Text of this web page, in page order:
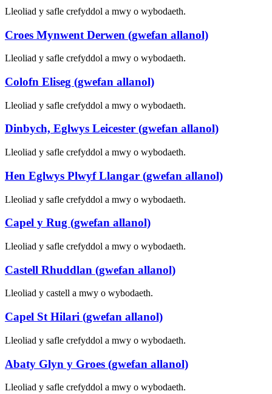
Lleoliad y safle crefyddol a mwy o wybodaeth.
Croes Mynwent Derwen (gwefan allanol)
Lleoliad y safle crefyddol a mwy o wybodaeth.
Colofn Eliseg (gwefan allanol)
Lleoliad y safle crefyddol a mwy o wybodaeth.
Dinbych, Eglwys Leicester (gwefan allanol)
Lleoliad y safle crefyddol a mwy o wybodaeth.
Hen Eglwys Plwyf Llangar (gwefan allanol)
Lleoliad y safle crefyddol a mwy o wybodaeth.
Capel y Rug (gwefan allanol)
Lleoliad y safle crefyddol a mwy o wybodaeth.
Castell Rhuddlan (gwefan allanol)
Lleoliad y castell a mwy o wybodaeth.
Capel St Hilari (gwefan allanol)
Lleoliad y safle crefyddol a mwy o wybodaeth.
Abaty Glyn y Groes (gwefan allanol)
Lleoliad y safle crefyddol a mwy o wybodaeth.